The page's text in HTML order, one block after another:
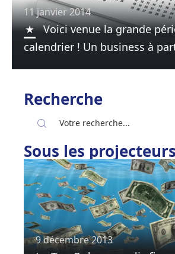
11 janvier 2014
Voici venue la grande
calendrier ! Un business à
Recherche
Sous les projecteurs
9 décembre 2013